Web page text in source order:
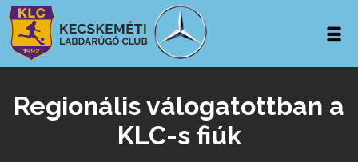
Regionális válogatottban a
KLC-s fiúk